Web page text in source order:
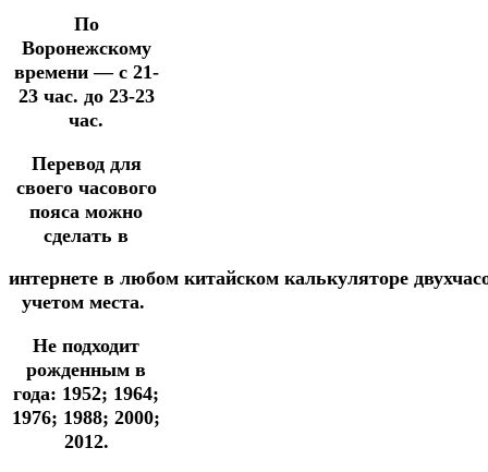
По
Воронежскому
времени — с 21-
23 час. до 23-23
час.
Перевод для
своего часового
пояса можно
сделать в
интернете в любом китайском калькуляторе
учетом места.
Не подходит
рожденным в
года: 1952; 1964;
1976; 1988; 2000;
2012.